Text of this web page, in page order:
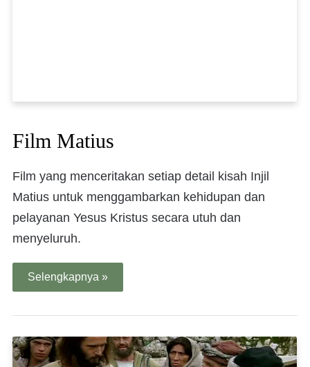
Film Matius
Film yang menceritakan setiap detail kisah Injil
Matius untuk menggambarkan kehidupan dan
pelayanan Yesus Kristus secara utuh dan
menyeluruh.
Selengkapnya »